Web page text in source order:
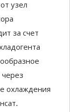
узел
за счет
охлаждения